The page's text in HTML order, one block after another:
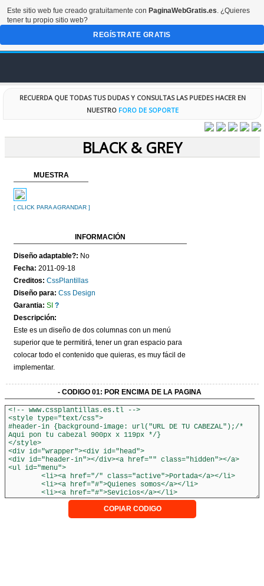
INICIO
DISEÑOS
CODIGOS
ESPECIALES
CONTACTO
RECUERDA QUE TODAS TUS DUDAS Y CONSULTAS LAS PUEDES HACER EN
NUESTRO FORO DE SOPORTE
BLACK & GREY
MUESTRA
[ CLICK PARA AGRANDAR ]
INFORMACIÓN
Diseño adaptable?: No
Fecha: 2011-09-18
Creditos: CssPlantillas
Diseño para: Css Design
Garantia: SI ?
Descripción:
Este es un diseño de dos columnas con un menú
superior que te permitirá, tener un gran espacio para
colocar todo el contenido que quieras, es muy fácil de
implementar.
- CODIGO 01: POR ENCIMA DE LA PAGINA
COPIAR CODIGO
Este sitio web fue creado gratuitamente con PaginaWebGratis.es. ¿Quieres
tener tu propio sitio web?
REGÍSTRATE GRATIS